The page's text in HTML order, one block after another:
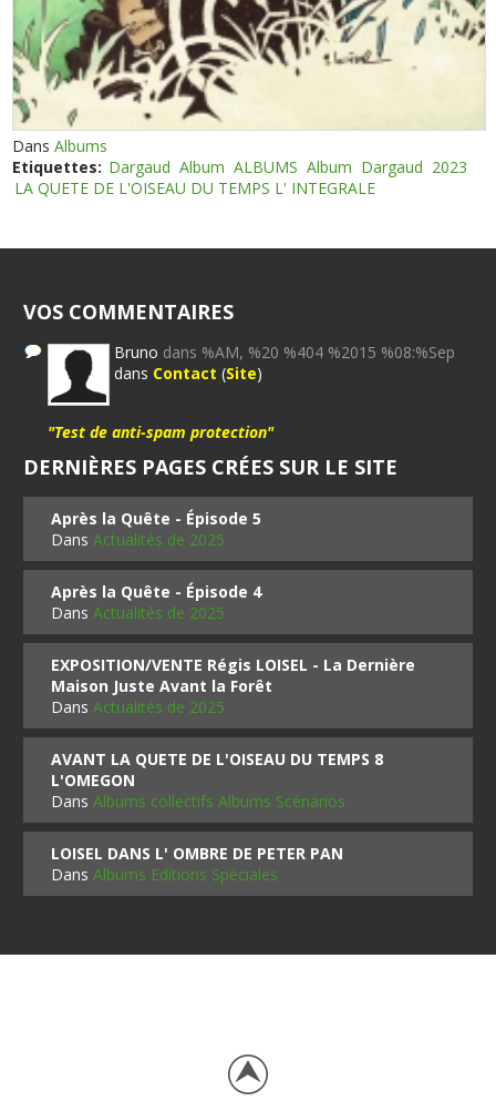
DansAlbums
Etiquettes: Dargaud Album ALBUMS Album Dargaud 2023
LA QUETE DE L'OISEAU DU TEMPS L' INTEGRALE
VOS COMMENTAIRES
Bruno dans %AM, %20 %404 %2015 %08:%Sep
dans Contact (Site)
"Test de anti-spam protection"
DERNIÈRES PAGES CRÉES SUR LE SITE
Après la Quête - Épisode 5
DansActualités de 2025
Après la Quête - Épisode 4
DansActualités de 2025
EXPOSITION/VENTE Régis LOISEL - La Dernière
Maison Juste Avant la Forêt
DansActualités de 2025
AVANT LA QUETE DE L'OISEAU DU TEMPS 8
L'OMEGON
DansAlbums collectifs Albums Scénarios
LOISEL DANS L' OMBRE DE PETER PAN
DansAlbums Editions Spéciales